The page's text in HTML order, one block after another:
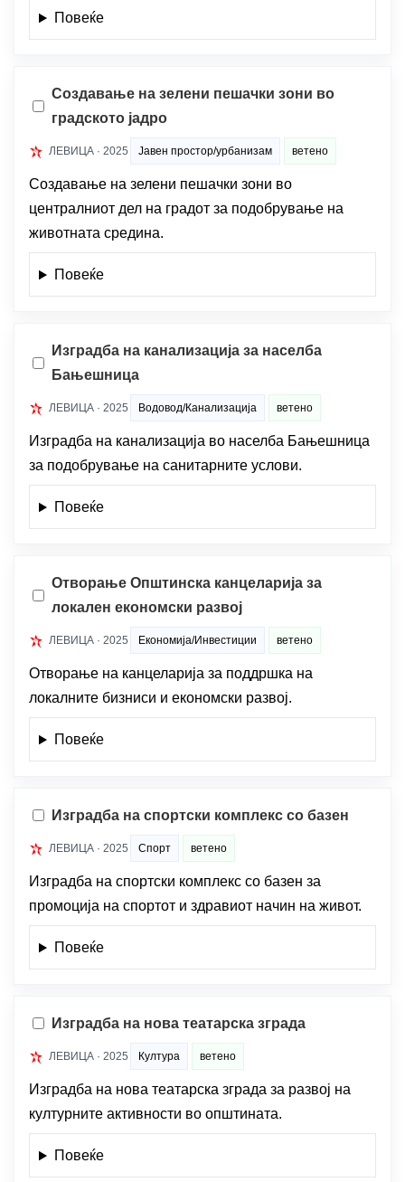
Повеќе
Создавање на зелени пешачки зони во
градското јадро
ЛЕВИЦА · 2025 Јавен простор/урбанизам ветено
Создавање на зелени пешачки зони во
централниот дел на градот за подобрување на
животната средина.
Повеќе
Изградба на канализација за населба
Бањешница
ЛЕВИЦА · 2025 Водовод/Канализација ветено
Изградба на канализација во населба Бањешница
за подобрување на санитарните услови.
Повеќе
Отворање Општинска канцеларија за
локален економски развој
ЛЕВИЦА · 2025 Економија/Инвестиции ветено
Отворање на канцеларија за поддршка на
локалните бизниси и економски развој.
Повеќе
Изградба на спортски комплекс со базен
ЛЕВИЦА · 2025 Спорт ветено
Изградба на спортски комплекс со базен за
промоција на спортот и здравиот начин на живот.
Повеќе
Изградба на нова театарска зграда
ЛЕВИЦА · 2025 Култура ветено
Изградба на нова театарска зграда за развој на
културните активности во општината.
Повеќе